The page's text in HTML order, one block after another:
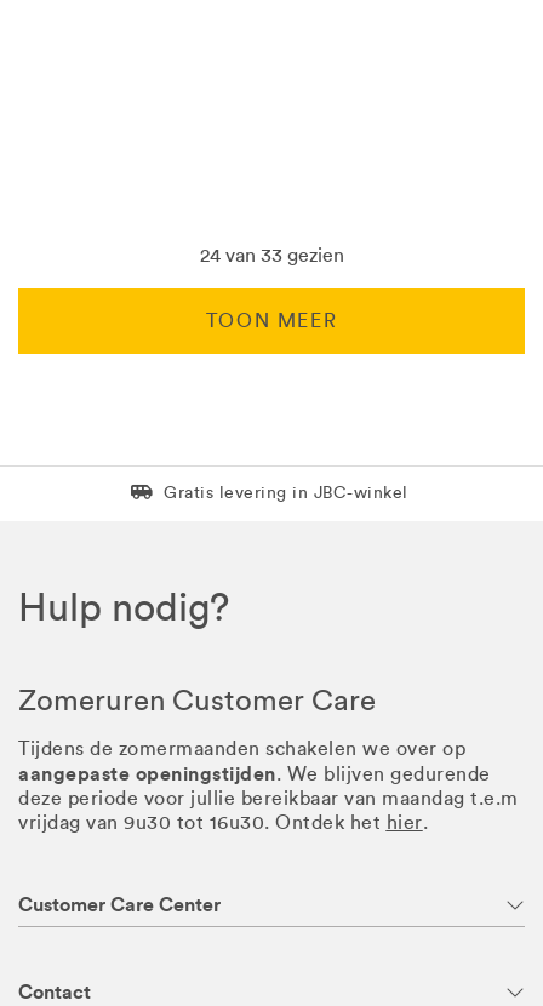
24 van 33 gezien
TOON MEER
Levering in 1 pakket
Gratis levering in JBC-winkel
Hulp nodig?
Zomeruren Customer Care
Tijdens de zomermaanden schakelen we over op
aangepaste openingstijden. We blijven gedurende
deze periode voor jullie bereikbaar van maandag t.e.m
vrijdag van 9u30 tot 16u30. Ontdek het hier.
Customer Care Center
Contact